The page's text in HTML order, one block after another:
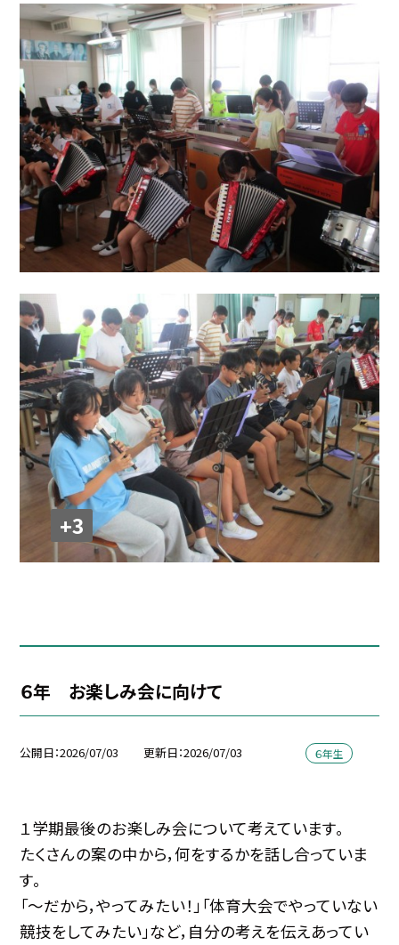
+3
６年 お楽しみ会に向けて
公開日 2026/07/03 更新日 2026/07/03 ６年生
１学期最後のお楽しみ会について考えています。
たくさんの案の中から，何をするかを話し合っていま
す。
「～だから，やってみたい！」「体育大会でやっていない
競技をしてみたい」など，自分の考えを伝えあってい